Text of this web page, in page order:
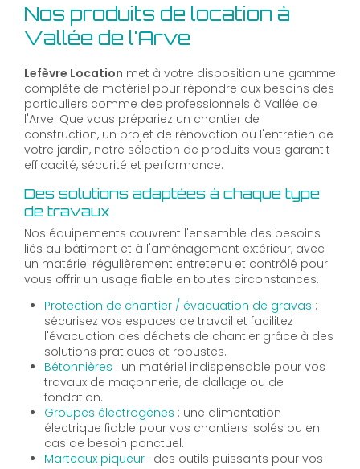
Nos produits de location à
Vallée de l'Arve
Lefèvre Location met à votre disposition une gamme
complète de matériel pour répondre aux besoins des
particuliers comme des professionnels à Vallée de
l'Arve. Que vous prépariez un chantier de
construction, un projet de rénovation ou l'entretien de
votre jardin, notre sélection de produits vous garantit
efficacité, sécurité et performance.
Des solutions adaptées à chaque type
de travaux
Nos équipements couvrent l'ensemble des besoins
liés au bâtiment et à l'aménagement extérieur, avec
un matériel régulièrement entretenu et contrôlé pour
vous offrir un usage fiable en toutes circonstances.
Protection de chantier / évacuation de gravas :
sécurisez vos espaces de travail et facilitez
l'évacuation des déchets de chantier grâce à des
solutions pratiques et robustes.
Bétonnières : un matériel indispensable pour vos
travaux de maçonnerie, de dallage ou de
fondation.
Groupes électrogènes : une alimentation
électrique fiable pour vos chantiers isolés ou en
cas de besoin ponctuel.
Marteaux piqueur : des outils puissants pour vos